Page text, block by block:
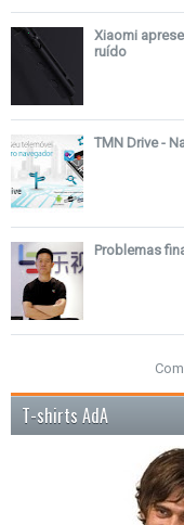
Xiaomi
ruído
TMN Drive -
Problemas
T-shirts AdA